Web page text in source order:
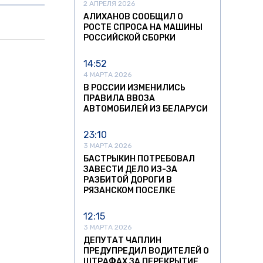
2 АПРЕЛЯ 2026
АЛИХАНОВ СООБЩИЛ О
РОСТЕ СПРОСА НА МАШИНЫ
РОССИЙСКОЙ СБОРКИ
14:52
4 МАРТА 2026
В РОССИИ ИЗМЕНИЛИСЬ
ПРАВИЛА ВВОЗА
АВТОМОБИЛЕЙ ИЗ БЕЛАРУСИ
23:10
3 МАРТА 2026
БАСТРЫКИН ПОТРЕБОВАЛ
ЗАВЕСТИ ДЕЛО ИЗ-ЗА
РАЗБИТОЙ ДОРОГИ В
РЯЗАНСКОМ ПОСЕЛКЕ
12:15
3 МАРТА 2026
ДЕПУТАТ ЧАПЛИН
ПРЕДУПРЕДИЛ ВОДИТЕЛЕЙ О